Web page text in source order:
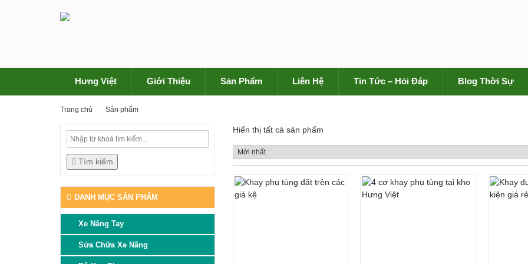
Hưng Việt Giới Thiệu Sản Phẩm Liên Hệ Tin Tức – Hỏi Đáp Blog Thời Sự
Trang chủ Sản phẩm
Hiển thị tất cả sản phẩm
Tìm kiếm
DANH MỤC SẢN PHẨM
Xe Nâng Tay
Sửa Chữa Xe Nâng